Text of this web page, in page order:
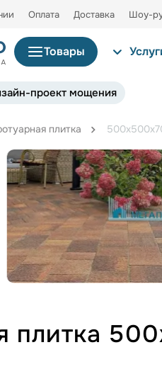
Оплата Доставка Шоу-
Товары
проект мощения
плитка
плитка